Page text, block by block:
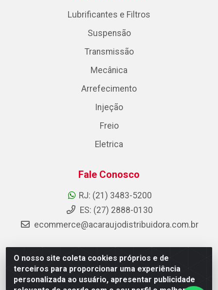
O nosso site coleta cookies próprios e de
terceiros para proporcionar uma experiência
personalizada ao usuário, apresentar publicidade
Lubrificantes e Filtros
Suspensão
Transmissão
Mecânica
Arrefecimento
Injeção
Freio
Eletrica
Fale Conosco
RJ: (21) 3483-5200
ES: (27) 2888-0130
ecommerce@acaraujodistribuidora.com.br
AC Araujo Distribuidora - Rua Carneiro de Campos, 42 -
São Cristóvão, Rio de Janeiro/RJ - CEP 20.920-410 -
CNPJ 08.744.753/0003-85